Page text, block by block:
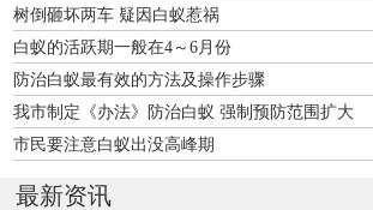
树倒砸坏两车 疑因白蚁惹祸
白蚁的活跃期一般在4～6月份
防治白蚁最有效的方法及操作步骤
我市制定《办法》防治白蚁 强制预防范围扩大
市民要注意白蚁出没高峰期
最新资讯